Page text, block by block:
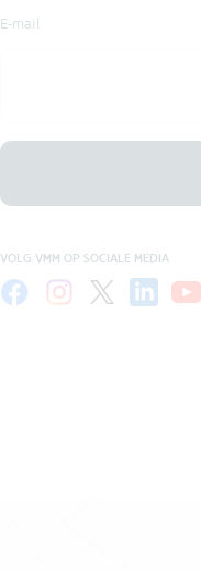
E-mail
VOLG VMM OP SOCIALE MEDIA